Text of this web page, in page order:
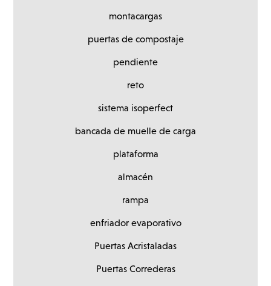
montacargas
puertas de compostaje
pendiente
reto
sistema isoperfect
bancada de muelle de carga
plataforma
almacén
rampa
enfriador evaporativo
Puertas Acristaladas
Puertas Correderas